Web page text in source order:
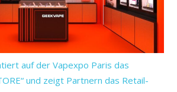
auf der Vapexpo Paris das
und zeigt Partnern das Retail-